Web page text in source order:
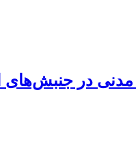
جنبش‌های اجتماعی